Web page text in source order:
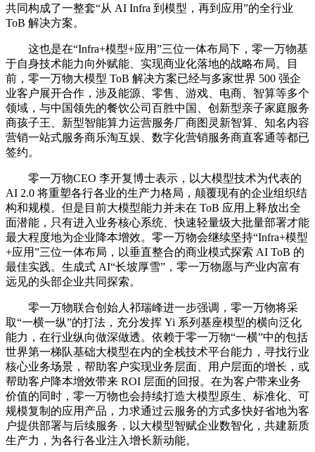
共同构成了一整套“从 AI Infra 到模型，再到应用”的全行业
ToB 解决方案。
这也是在“Infra+模型+应用”三位一体布局下，零一万物基
于自身技术能力向外赋能、实现商业化落地的战略布局。目
前，零一万物大模型 ToB 解决方案已经与多家世界 500 强企
业客户展开合作，涉及能源、零售、游戏、电商、智算等多个
领域，与中国领先的餐饮公司百胜中国、创新型亲子家庭服务
商孩子王、新型智能算力运营服务厂商图灵新智算、知名内容
营销一站式服务商乐淘互娱、数字化营销服务商直客通等都已
签约。
零一万物CEO 李开复博士表示，以大模型技术为代表的
AI 2.0 将重塑各行各业的生产力格局，颠覆现有的企业组织结
构和规模。但是目前大模型能力并未在 ToB 应用上释放出全
面潜能，只有进入业务核心系统、快速轻量级大批量部署才能
最大程度地为企业降本增效。零一万物会继续坚持“Infra+模型
+应用”三位一体布局，以垂直整合的商业模式探索 AI ToB 的
最佳实践。生成式 AI“长坡厚雪”，零一万物愿与产业内富有
远见的头部企业共同探索。
零一万物联合创始人祁瑞峰进一步强调，零一万物将采
取“一横一纵”的打法，充分发挥 Yi 系列基座模型的横向泛化
能力，在行业纵向做深做透。依赖于零一万物“一横”中的包括
世界第一梯队基础大模型在内的全栈技术平台能力，寻找行业
核心业务场景，帮助客户实现业务层面、用户层面的增长，或
帮助客户降本增效带来 ROI 层面的回报。在为客户带来业务
价值的同时，零一万物也会持续打造大模型原生、标准化、可
规模复制的应用产品，力求通过云服务的方式多快好省地为客
户提供部署与后续服务，以大模型智赋企业数智化，共建新质
生产力，为各行各业注入增长新动能。